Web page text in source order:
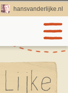
hansvanderlijke.nl